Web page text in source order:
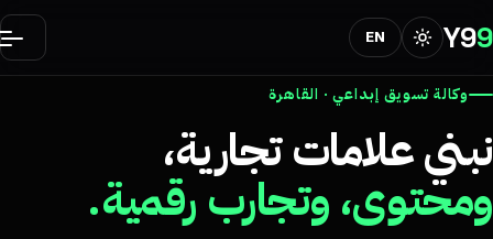
Y9
EN
وكالة تسويق إبداعي · القاهرة
علامات تجارية،
وتجارب رقمية.